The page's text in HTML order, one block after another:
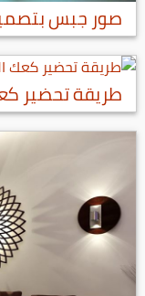
صور جبس
طريقة تحضير